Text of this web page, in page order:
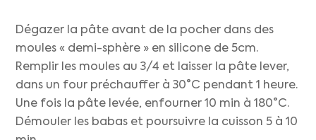
Dégazer la pâte avant de la pocher dans des
moules « demi-sphère » en silicone de 5cm.
Remplir les moules au 3/4 et laisser la pâte lever,
dans un four préchauffer à 30°C pendant 1 heure.
Une fois la pâte levée, enfourner 10 min à 180°C.
Démouler les babas et poursuivre la cuisson 5 à 10